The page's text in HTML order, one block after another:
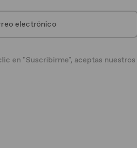
en "Suscribirme", aceptas nuestros